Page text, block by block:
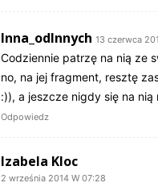
Inna_odInnych 13 czerwca
Codziennie patrzę na nią ze
no, na jej fragment, resztę
:)), a jeszcze nigdy się na nią
Odpowiedz
Izabela Kloc
2 września 2014 W 07:28